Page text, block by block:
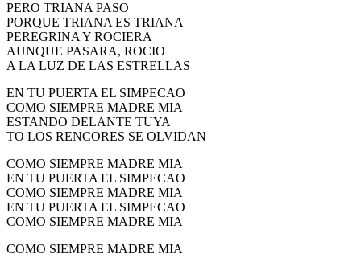
PERO TRIANA PASO
PORQUE TRIANA ES TRIANA
PEREGRINA Y ROCIERA
AUNQUE PASARA, ROCIO
A LA LUZ DE LAS ESTRELLAS
EN TU PUERTA EL SIMPECAO
COMO SIEMPRE MADRE MIA
ESTANDO DELANTE TUYA
TO LOS RENCORES SE OLVIDAN
COMO SIEMPRE MADRE MIA
EN TU PUERTA EL SIMPECAO
COMO SIEMPRE MADRE MIA
EN TU PUERTA EL SIMPECAO
COMO SIEMPRE MADRE MIA
COMO SIEMPRE MADRE MIA